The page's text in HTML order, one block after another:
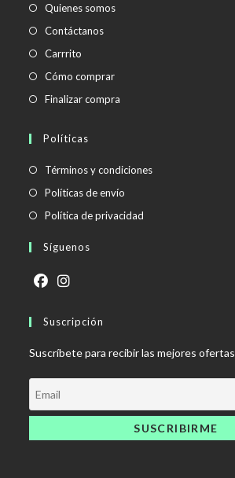
Quienes somos
Contáctanos
Carrrito
Cómo comprar
Finalizar compra
Políticas
Términos y condicionesSe
Políticas de envío
abre
Política de privacidad
Síguenos
abre
una
nueva
pestaña
abre
una
nueva
pestaña
Suscripción
Suscríbete para recibir las mejores ofertas